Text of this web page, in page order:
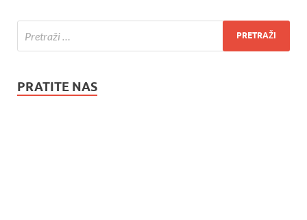
PRATITE NAS